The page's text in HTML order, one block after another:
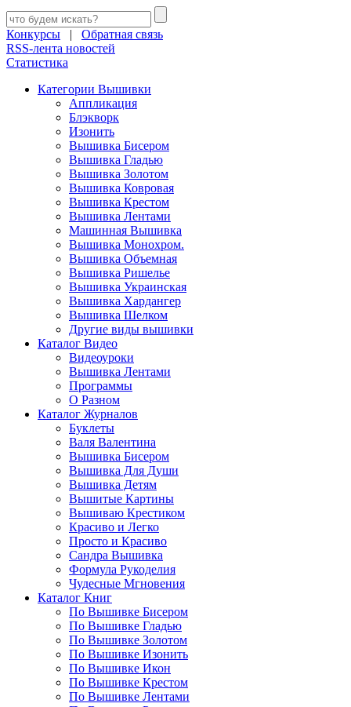
Конкурсы | Обратная связь
RSS-лента новостей
Статистика
Категории Вышивки
Аппликация
Блэкворк
Изонить
Вышивка Бисером
Вышивка Гладью
Вышивка Золотом
Вышивка Ковровая
Вышивка Крестом
Вышивка Лентами
Машинная Вышивка
Вышивка Монохром.
Вышивка Объемная
Вышивка Ришелье
Вышивка Украинская
Вышивка Хардангер
Вышивка Шелком
Другие виды вышивки
Каталог Видео
Видеоуроки
Вышивка Лентами
Программы
О Разном
Каталог Журналов
Буклеты
Валя Валентина
Вышивка Бисером
Вышивка Для Души
Вышивка Детям
Вышитые Картины
Вышиваю Крестиком
Красиво и Легко
Просто и Красиво
Сандра Вышивка
Формула Рукоделия
Чудесные Мгновения
Каталог Книг
По Вышивке Бисером
По Вышивке Гладью
По Вышивке Золотом
По Вышивке Изонить
По Вышивке Икон
По Вышивке Крестом
По Вышивке Лентами